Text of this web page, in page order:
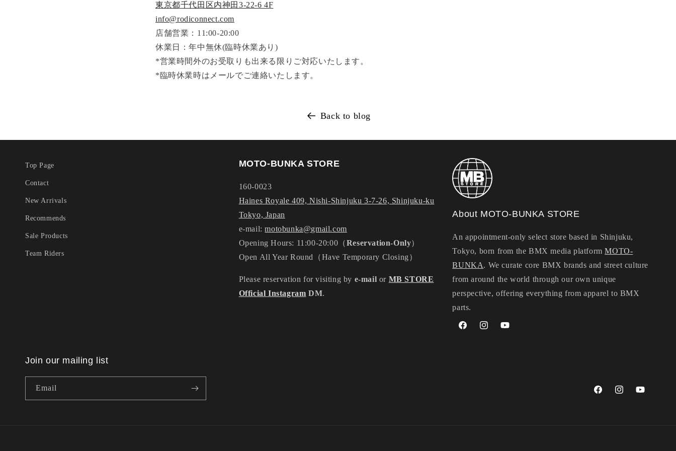
東京都千代田区内神田3-22-6 4F
info@rodiconnect.com
店舗営業：11:00-20:00
休業日：年中無休(臨時休業あり)
*営業時間外のお受取りも出来る限りご対応いたします。
*臨時休業時はメールでご連絡いたします。
Back to blog
Top Page
Contact
New Arrivals
Recommends
Sale Products
Team Riders
MOTO-BUNKA STORE
160-0023
Haines Royale 409, Nishi-Shinjuku 3-7-26, Shinjuku-ku
Tokyo, Japan
e-mail:motobunka@gmail.com
Opening Hours: 11:00-20:00（Reservation-Only）
Open All Year Round（Have Temporary Closing）
Please reservation for visiting by e-mail or MB STORE
Official Instagram DM.
About MOTO-BUNKA STORE
An appointment-only select store based in Shinjuku,
Tokyo, born from the BMX media platformMOTO-
BUNKA. We curate core BMX brands and street culture
from around the world through our own unique
perspective, offering everything from apparel to BMX
parts.
FacebookInstagramYouTube
Join our mailing list
Email
FacebookInstagramYouTube